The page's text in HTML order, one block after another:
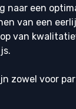
naar een
van een
van
zowel voor